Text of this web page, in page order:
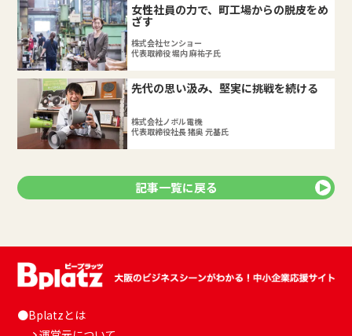
女性社員の力で、町工場からの脱皮をめ
ざす
株式会社センショー
代表取締役 堀内 麻祐子氏
先代の思い汲み、堅実に挑戦を続ける
株式会社ノボル電機
代表取締役社長 猪奥 元基氏
記事一覧に戻る
●Bplatzとは